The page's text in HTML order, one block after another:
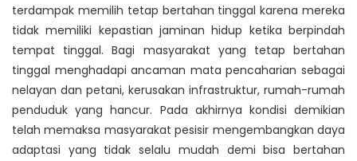
terdampak memilih tetap bertahan tinggal karena mereka
tidak memiliki kepastian jaminan hidup ketika berpindah
tempat tinggal. Bagi masyarakat yang tetap bertahan
tinggal menghadapi ancaman mata pencaharian sebagai
nelayan dan petani, kerusakan infrastruktur, rumah-rumah
penduduk yang hancur. Pada akhirnya kondisi demikian
telah memaksa masyarakat pesisir mengembangkan daya
adaptasi yang tidak selalu mudah demi bisa bertahan